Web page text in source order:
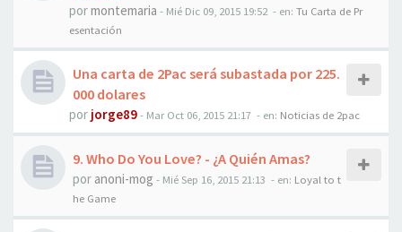
pormontemaria - Mié Dic 09, 2015 19:52 - en: Tu Carta de Pr
esentación
Una carta de 2Pac será subastada por 225.
000 dolares
por jorge89- Mar Oct 06, 2015 21:17 - en: Noticias de 2pac
9. Who Do You Love? - ¿A Quién Amas?
por anoni-mog - Mié Sep 16, 2015 21:13 - en: Loyal to t
he Game